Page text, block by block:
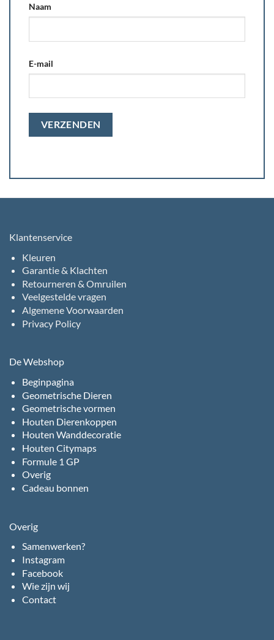
Naam
E-mail
Klantenservice
Kleuren
Garantie & Klachten
Retourneren & Omruilen
Veelgestelde vragen
Algemene Voorwaarden
Privacy Policy
De Webshop
Beginpagina
Geometrische Dieren
Geometrische vormen
Houten Dierenkoppen
Houten Wanddecoratie
Houten Citymaps
Formule 1 GP
Overig
Cadeau bonnen
Overig
Samenwerken?
Instagram
Facebook
Wie zijn wij
Contact